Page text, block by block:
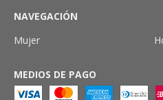
NAVEGACIÓN
Mujer
MEDIOS DE PAGO